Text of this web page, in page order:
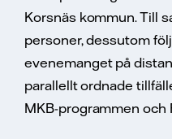
Korsnäs kommun. Till
personer, dessutom
evenemanget på
parallellt ordnade
MKB-programmen och